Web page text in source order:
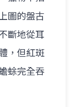
圖的盤古
斷地從耳
，但紅斑
蜍完全吞